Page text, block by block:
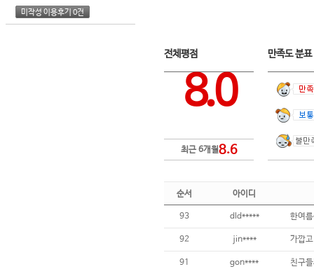
미작성 이용후기 0건
전체평점
8.0
최근 6개월8.6
만족도 분
순서 아이디
93 dld***** 한여
92 jin****
91 gon**** 친구